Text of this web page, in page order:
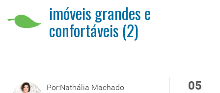
imóveis grandes e
confortáveis (2)
Por:Nathália Machado 05